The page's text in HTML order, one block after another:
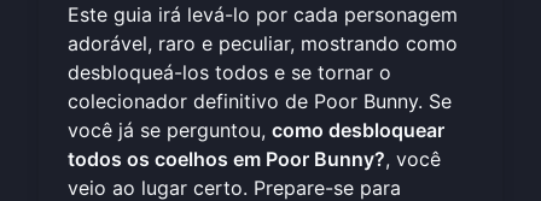
Este guia irá levá-lo por cada personagem
adorável, raro e peculiar, mostrando como
desbloqueá-los todos e se tornar o
colecionador definitivo de Poor Bunny. Se
você já se perguntou, como desbloquear
todos os coelhos em Poor Bunny?, você
veio ao lugar certo. Prepare-se para